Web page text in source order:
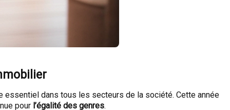
essentiel dans tous les secteurs de la société. Cette année
pour l’égalité des genres.